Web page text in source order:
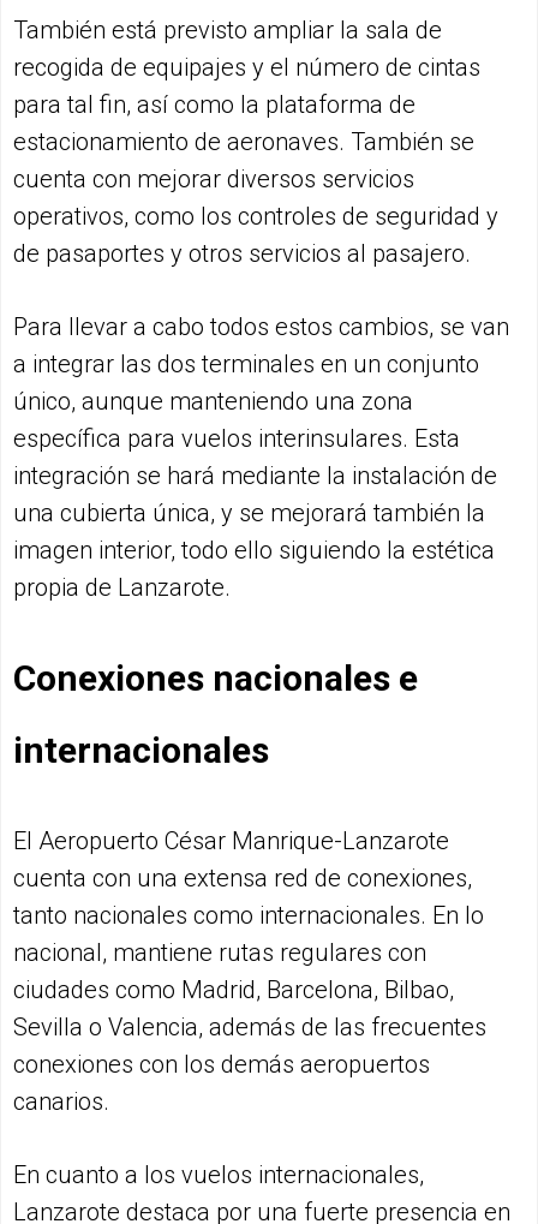
También está previsto ampliar la sala de
recogida de equipajes y el número de cintas
para tal fin, así como la plataforma de
estacionamiento de aeronaves. También se
cuenta con mejorar diversos servicios
operativos, como los controles de seguridad y
de pasaportes y otros servicios al pasajero.
Para llevar a cabo todos estos cambios, se van
a integrar las dos terminales en un conjunto
único, aunque manteniendo una zona
específica para vuelos interinsulares. Esta
integración se hará mediante la instalación de
una cubierta única, y se mejorará también la
imagen interior, todo ello siguiendo la estética
propia de Lanzarote.
Conexiones nacionales e
internacionales
El Aeropuerto César Manrique-Lanzarote
cuenta con una extensa red de conexiones,
tanto nacionales como internacionales. En lo
nacional, mantiene rutas regulares con
ciudades como Madrid, Barcelona, Bilbao,
Sevilla o Valencia, además de las frecuentes
conexiones con los demás aeropuertos
canarios.
En cuanto a los vuelos internacionales,
Lanzarote destaca por una fuerte presencia en